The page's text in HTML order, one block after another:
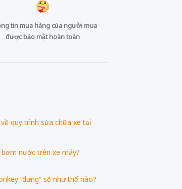
tin mua hàng của người mua
được bảo mật hoàn toàn
quy trình sửa chữa xe tại
nước trên xe máy?
“dựng” sẽ như thế nào?